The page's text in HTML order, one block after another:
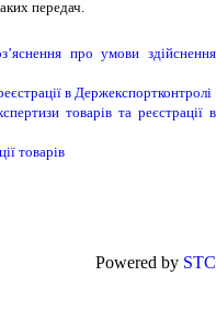
передач.
про умови здійснення
в Держекспортконтролі
товарів та реєстрації в
товарів
Powered by STC